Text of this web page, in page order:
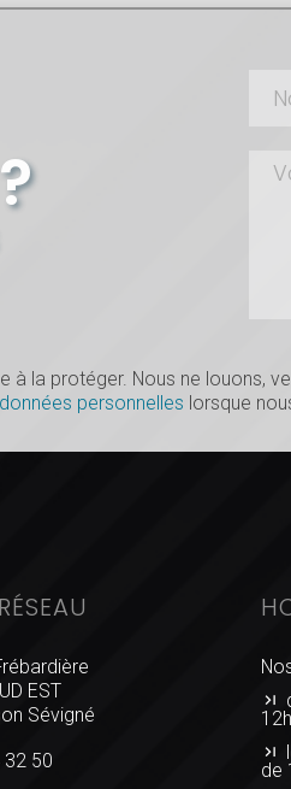
à la protéger. Nous ne
personnelles lorsque
EST
Sévigné
32 50
de